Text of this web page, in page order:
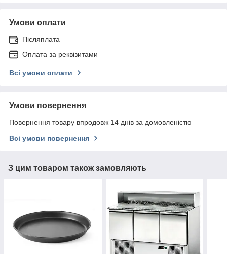
Умови оплати
Післяплата
Оплата за реквізитами
Всі умови оплати
Умови повернення
Повернення товару впродовж 14 днів за домовленістю
Всі умови повернення
З цим товаром також замовляють